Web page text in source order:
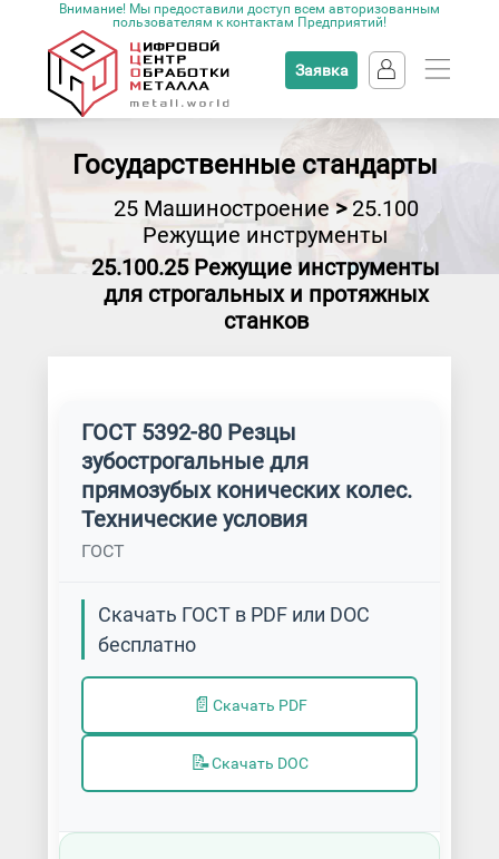
Внимание! Мы предоставили доступ всем авторизованным
пользователям к контактам Предприятий!
Заявка
Государственные стандарты
25 Машиностроение>25.100
Режущие инструменты
25.100.25 Режущие инструменты
для строгальных и протяжных
станков
ГОСТ 5392-80 Резцы
зубострогальные для
прямозубых конических колес.
Технические условия
ГОСТ
Скачать ГОСТ в PDF или DOC
бесплатно
📄 Скачать PDF
📝Скачать DOC